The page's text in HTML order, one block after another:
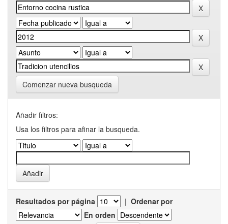
Comenzar nueva busqueda
Añadir filtros:
Usa los filtros para afinar la busqueda.
Resultados por página | Ordenar por
En orden